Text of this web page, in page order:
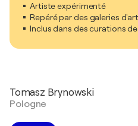
Artiste expérimenté
Repéré par des galeries d'art
Inclus dans des curations
Tomasz Brynowski
Pologne